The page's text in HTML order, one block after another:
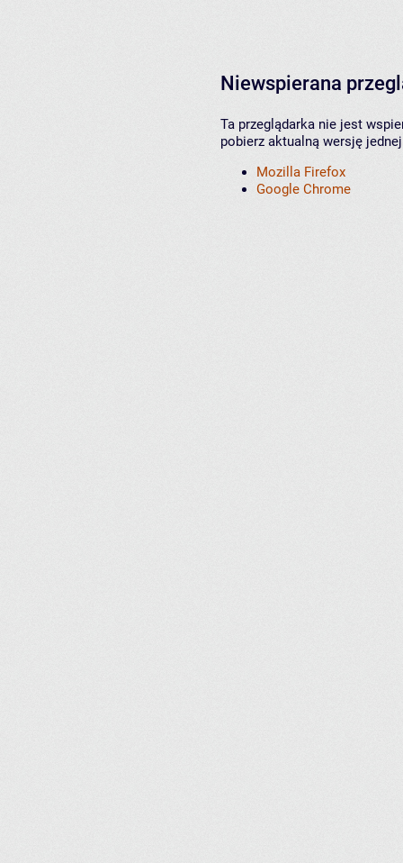
Niewspierana
Ta przeglądarka nie jest
pobierz aktualną wersję
Mozilla Firefox
Google Chrome